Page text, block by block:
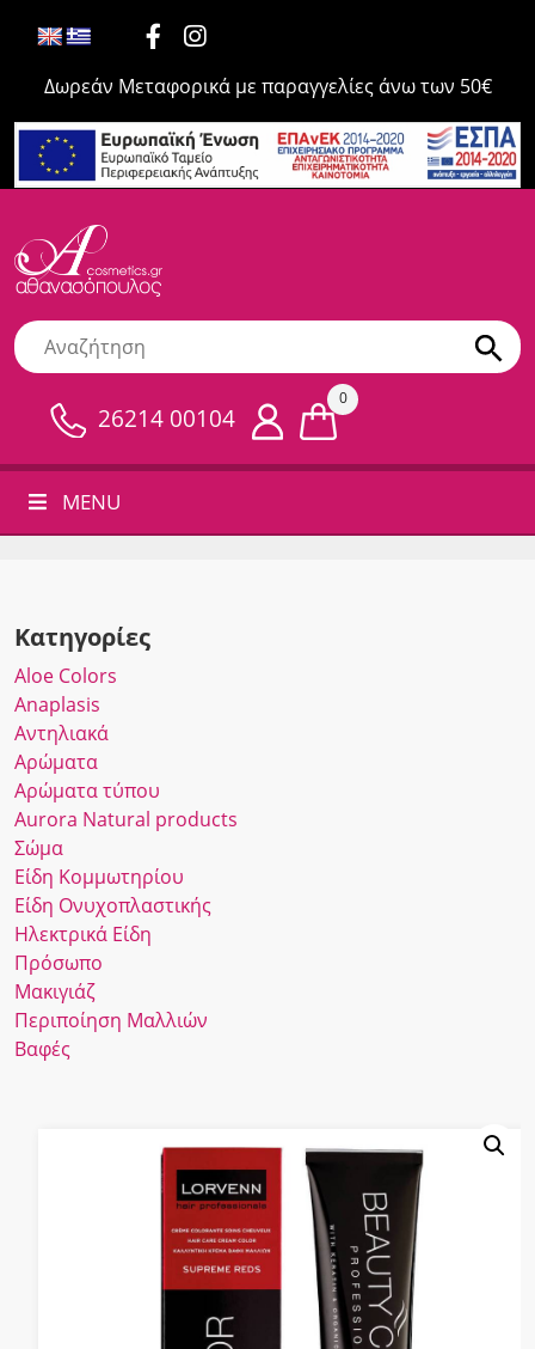
Δωρεάν Μεταφορικά με παραγγελίες άνω των 50€
26214 00104
0
MENU
Κατηγορίες
Αloe Colors
Anaplasis
Αντηλιακά
Αρώματα
Αρώματα τύπου
Αurora Νatural products
Σώμα
Είδη Κομμωτηρίου
Είδη Ονυχοπλαστικής
Ηλεκτρικά Είδη
Πρόσωπο
Μακιγιάζ
Περιποίηση Μαλλιών
Βαφές